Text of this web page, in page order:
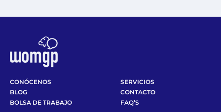
CONÓCENOS
SERVICIOS
BLOG
CONTACTO
BOLSA DE TRABAJO
FAQ’S